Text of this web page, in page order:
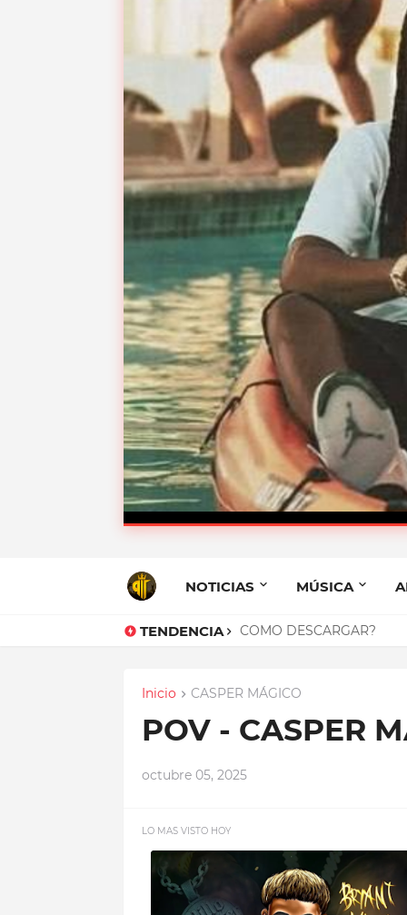
NOTICIAS MÚSICA
TENDENCIA COMO DESCARGAR?
Inicio CASPER MÁGICO
POV - CASPER
octubre 05, 2025
LO MAS VISTO HOY